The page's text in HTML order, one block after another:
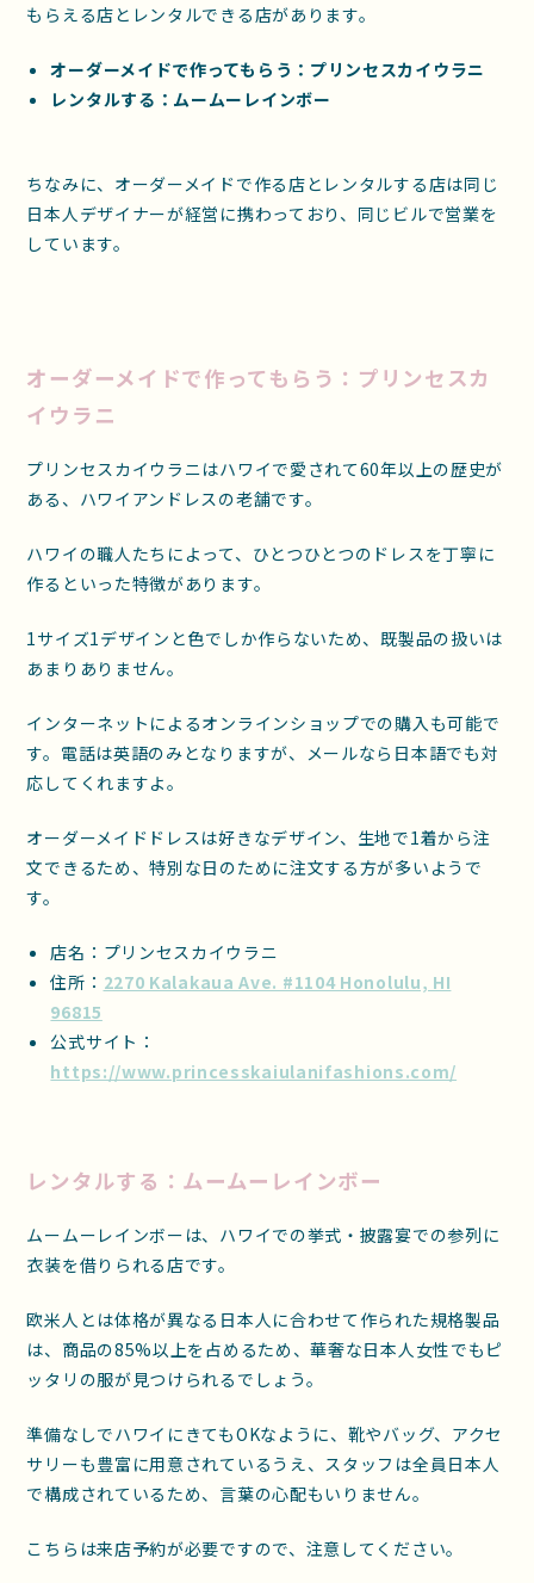
もらえる店とレンタルできる店があります。
オーダーメイドで作ってもらう：プリンセスカイウラニ
レンタルする：ムームーレインボー
ちなみに、オーダーメイドで作る店とレンタルする店は同じ
日本人デザイナーが経営に携わっており、同じビルで営業を
しています。
オーダーメイドで作ってもらう：プリンセスカ
イウラニ
プリンセスカイウラニはハワイで愛されて60年以上の歴史が
ある、ハワイアンドレスの老舗です。
ハワイの職人たちによって、ひとつひとつのドレスを丁寧に
作るといった特徴があります。
1サイズ1デザインと色でしか作らないため、既製品の扱いは
あまりありません。
インターネットによるオンラインショップでの購入も可能で
す。電話は英語のみとなりますが、メールなら日本語でも対
応してくれますよ。
オーダーメイドドレスは好きなデザイン、生地で1着から注
文できるため、特別な日のために注文する方が多いようで
す。
店名：プリンセスカイウラニ
住所： 2270 Kalakaua Ave. #1104 Honolulu, HI
96815
公式サイト：
https://www.princesskaiulanifashions.com/
レンタルする：ムームーレインボー
ムームーレインボーは、ハワイでの挙式・披露宴での参列に
衣装を借りられる店です。
欧米人とは体格が異なる日本人に合わせて作られた規格製品
は、商品の85%以上を占めるため、華奢な日本人女性でもピ
ッタリの服が見つけられるでしょう。
準備なしでハワイにきてもOKなように、靴やバッグ、アクセ
サリーも豊富に用意されているうえ、スタッフは全員日本人
で構成されているため、言葉の心配もいりません。
こちらは来店予約が必要ですので、注意してください。